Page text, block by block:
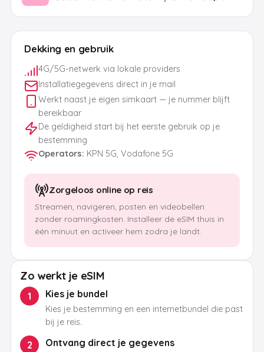
Dekking en gebruik
4G/5G-netwerk via lokale providers
Installatiegegevens direct in je mail
Werkt naast je eigen simkaart — je nummer blijft
bereikbaar
De geldigheid start bij het eerste gebruik op je
bestemming
Operators: KPN 5G, Vodafone 5G
Zorgeloos online op reis
Streamen, navigeren, posten en videobellen
zonder roamingkosten. Installeer de eSIM thuis in
één minuut en activeer hem zodra je landt.
Zo werkt je eSIM
1 Kies je bundel
Kies je bestemming en een internetbundel die past
bij je reis.
2 Ontvang direct je gegevens